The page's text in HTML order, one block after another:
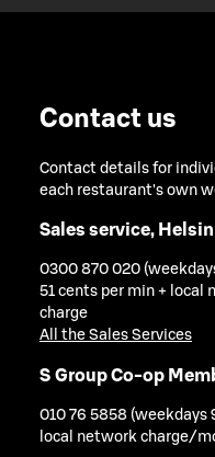
Contact us
Contact details for
each restaurant's own
Sales service,
0300 870 020
51 cents per min + local
charge
All the Sales Services
S Group Co-op
010 76 5858 (weekdays
local network charge/